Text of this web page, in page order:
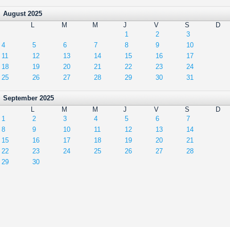
August 2025
L
M M J V S
D
1
2
3
4
5 6 7 8 9
10
11
12 13 14 15 16
17
18
19 20 21 22 23
24
25
26 27 28 29 30 31
September 2025
L
M M J V S
D
1
2 3 4 5 6
7
8
9 10 11 12 13
14
15
16 17 18 19 20
21
22
23 24 25 26 27
28
29
30